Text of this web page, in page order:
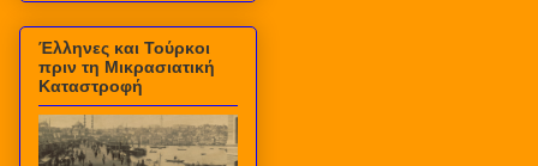
Έλληνες και Τούρκοι
πριν τη Μικρασιατική
Καταστροφή